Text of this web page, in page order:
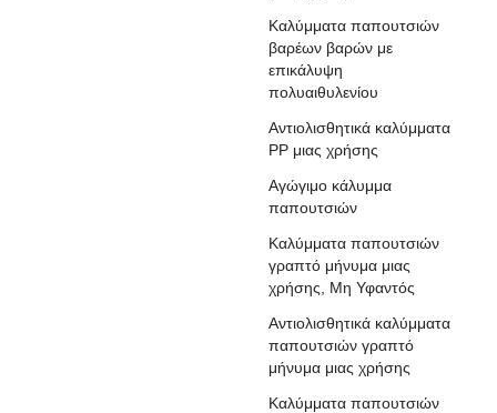
Καλύμματα παπουτσιών
βαρέων βαρών με
επικάλυψη
πολυαιθυλενίου
Αντιολισθητικά καλύμματα
PP μιας χρήσης
Αγώγιμο κάλυμμα
παπουτσιών
Καλύμματα παπουτσιών
γραπτό μήνυμα μιας
χρήσης, Μη Υφαντός
Αντιολισθητικά καλύμματα
παπουτσιών γραπτό
μήνυμα μιας χρήσης
Καλύμματα παπουτσιών